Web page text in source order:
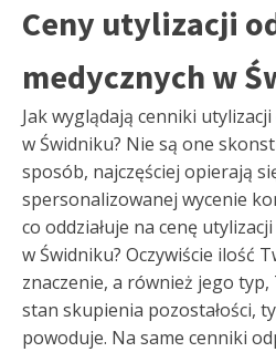
Ceny utylizacji
medycznych w
Jak wyglądają cenniki
w Świdniku? Nie są one
sposób, najczęściej opierają
spersonalizowanej wycenie
co oddziałuje na cenę
w Świdniku? Oczywiście ilość
znaczenie, a również jego typ,
stan skupienia pozostałości,
powoduje. Na same cenniki